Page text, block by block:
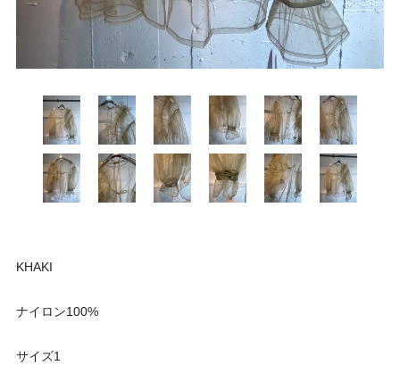
KHAKI
ナイロン100%
サイズ1